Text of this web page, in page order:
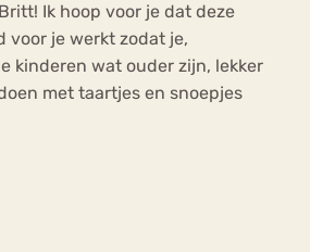
Ik hoop voor je dat deze
voor je werkt zodat je,
kinderen wat ouder zijn, lekker
met taartjes en snoepjes